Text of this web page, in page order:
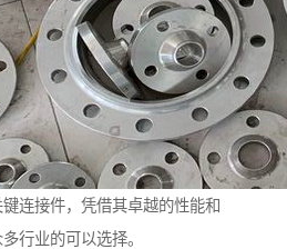
连接件，凭借其卓越的性能和
行业的可以选择。